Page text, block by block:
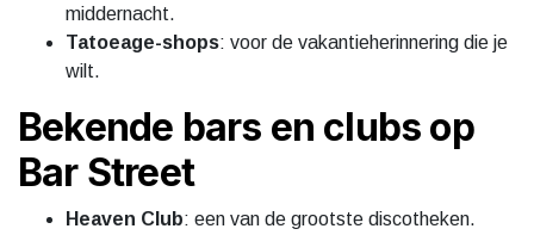
middernacht.
Tatoeage-shops: voor de vakantieherinnering die je
wilt.
Bekende bars en clubs op
Bar Street
Heaven Club: een van de grootste discotheken.